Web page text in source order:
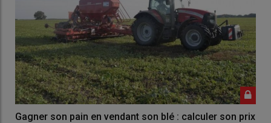
Gagner son pain en vendant son blé : calculer son prix